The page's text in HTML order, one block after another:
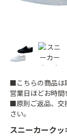
スニーカーク
■こちらの商品は
営業日ほどお時間
■原則ご返品、交
さい。